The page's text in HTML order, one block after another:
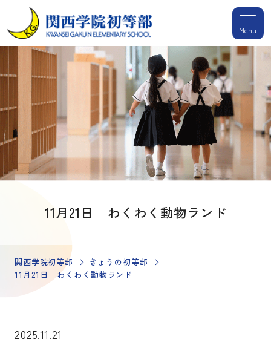
Menu
11月21日 わくわく動物ランド
関西学院初等部
きょうの初等部
11月21日 わくわく動物ランド
2025.11.21